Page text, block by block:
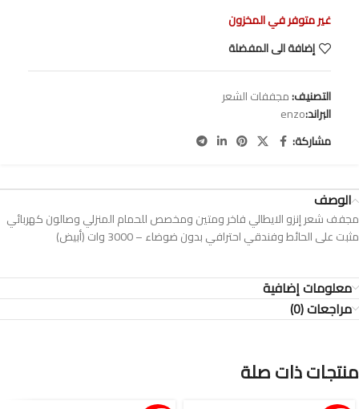
غير متوفر في المخزون
إضافة الى المفضلة
التصنيف:مجففات الشعر
البراند:enzo
مشاركة:
الوصف
مجفف شعر إنزو الايطالي فاخر ومتين ومخصص للحمام المنزلي وصالون كهربائي
مثبت على الحائط وفندقي احترافي بدون ضوضاء – 3000 وات (أبيض)
معلومات إضافية
مراجعات (0)
منتجات ذات صلة